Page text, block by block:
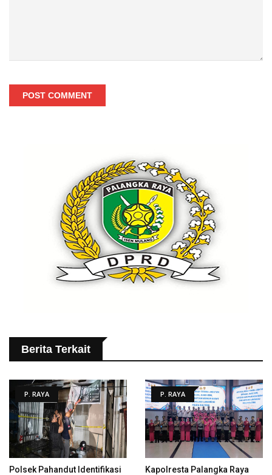
POST COMMENT
Berita Terkait
P. RAYA
Polsek Pahandut Identifikasi
P. RAYA
Kapolresta Palangka Raya